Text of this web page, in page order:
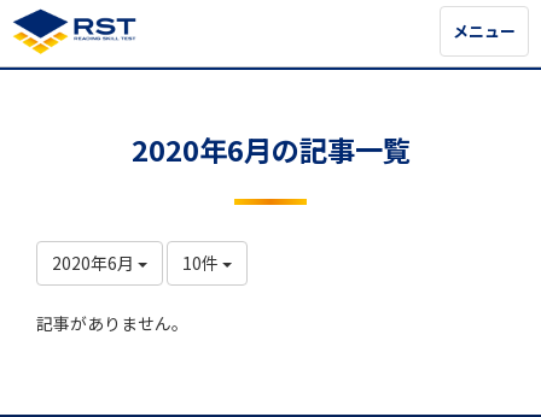
メニュー
メニュー
2020年6月の記事一覧
2020年6月 10件
記事がありません。